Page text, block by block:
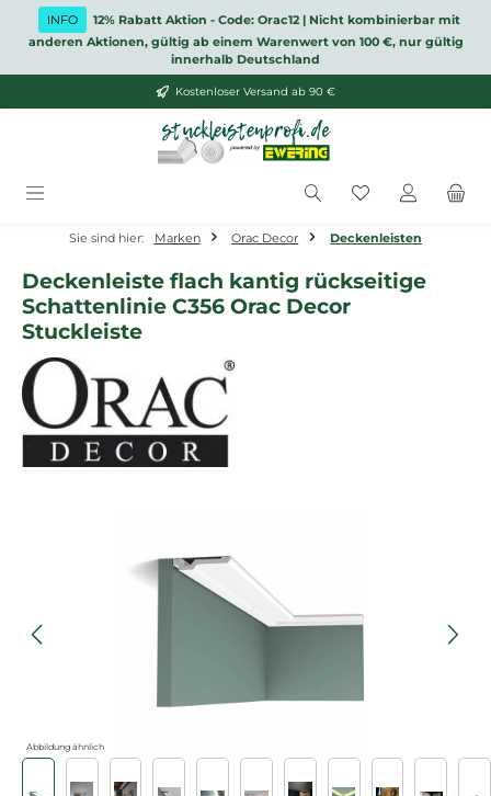
Zum Hauptinhalt springen
INFO
12% Rabatt Aktion - Code: Orac12 | Nicht kombinierbar mit
anderen Aktionen, gültig ab einem Warenwert von 100 €, nur gültig
innerhalb Deutschland
Kostenloser Versand ab 90 €
Du hast 0
Sie sind hier: Marken Orac Decor Deckenleisten
Deckenleiste flach kantig rückseitige
Schattenlinie C356 Orac Decor
Stuckleiste
Abbildung ähnlich